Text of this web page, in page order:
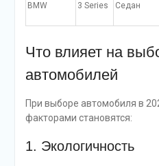
BMW 3 Series Седан
Что влияет на
автомобилей
При выборе автомобиля в
факторами становятся:
1. Экологичность